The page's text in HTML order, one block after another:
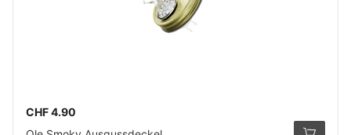
CHF 4.90